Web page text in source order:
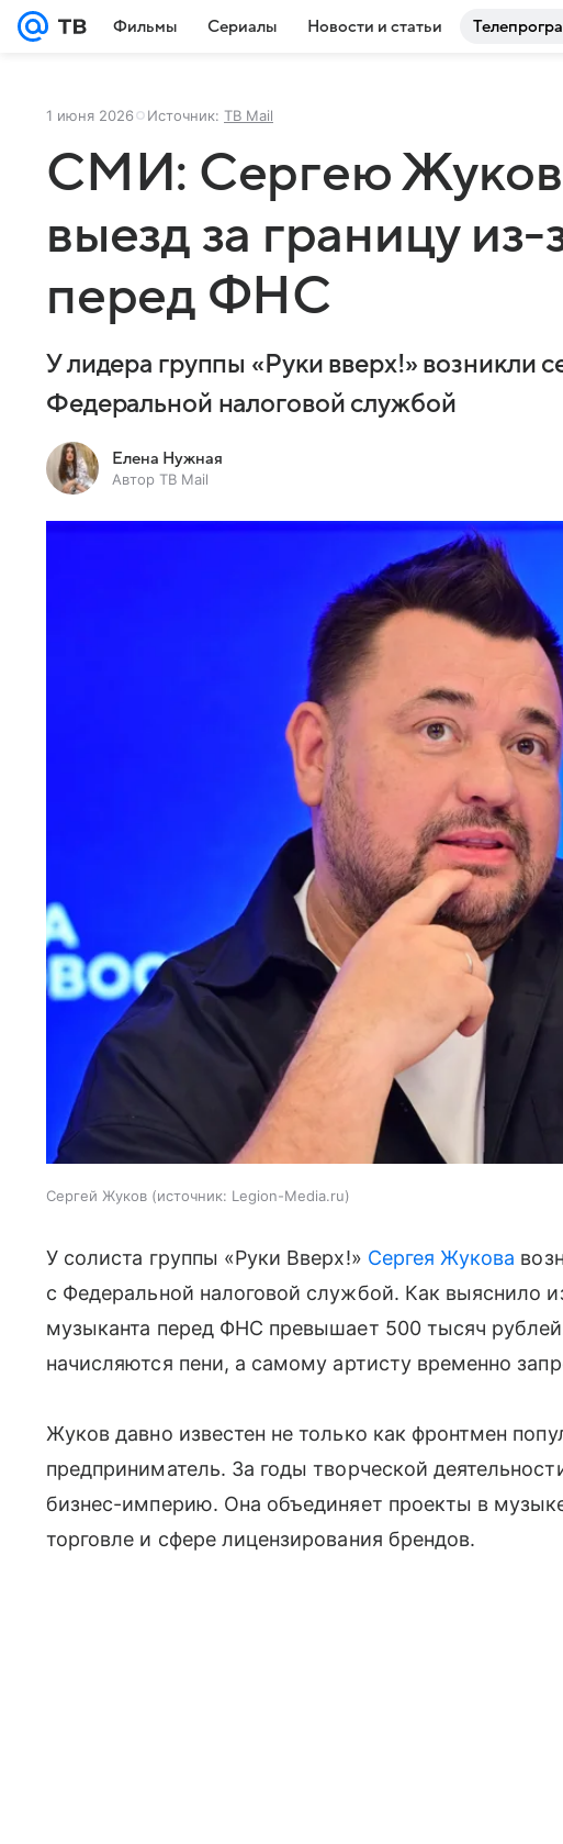
Фильмы Сериалы Новости и статьи
1 июня 2026 Источник: ТВ Mail
СМИ: Сергею
выезд за границу из-
перед ФНС
У лидера группы «Руки вверх!» возникли
Федеральной налоговой службой
Елена Нужная
Автор ТВ Mail
Сергей Жуков источник: Legion-Media.ru
У солиста группы «Руки Вверх!» Сергея Жукова
с Федеральной налоговой службой. Как выяснило
музыканта перед ФНС превышает 500 тысяч
начисляются пени, а самому артисту временно
Жуков давно известен не только как фронтмен
предприниматель. За годы творческой
бизнес-империю. Она объединяет проекты в
торговле и сфере лицензирования брендов.